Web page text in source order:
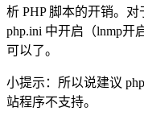
析 PHP 脚本的开销。对
php.ini 中开启（lnmp开
可以了。
小提示：所以说建议
站程序不支持。